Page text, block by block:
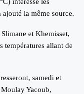
la même source.
et Khemisset,
températures allant de
samedi et
Yacoub,